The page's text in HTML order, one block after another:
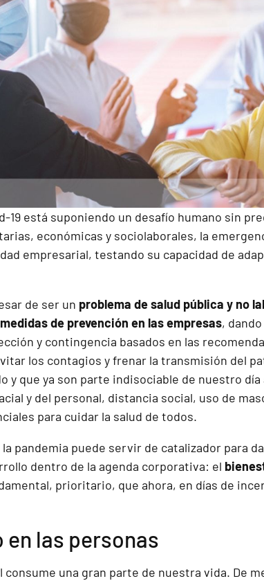
19 está suponiendo un desafío humano sin
económicas y sociolaborales, la
empresarial, testando su capacidad de
de ser un problema de salud pública y no
de prevención en las empresas,
y contingencia basados en las
los contagios y frenar la transmisión del
y que ya son parte indisociable de nuestro
y del personal, distancia social, uso de
para cuidar la salud de todos.
pandemia puede servir de catalizador para
dentro de la agenda corporativa: el
prioritario, que ahora, en días de
en las personas
consume una gran parte de nuestra vida. De